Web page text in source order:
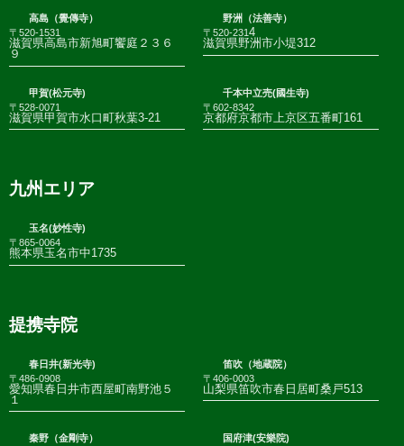
高島（覺傳寺）
〒520-1531
滋賀県高島市新旭町饗庭２３６
９
野洲（法善寺）
〒520-2314
滋賀県野洲市小堤312
甲賀(松元寺)
〒528-0071
滋賀県甲賀市水口町秋葉3-21
千本中立売(國生寺)
〒602-8342
京都府京都市上京区五番町161
九州エリア
玉名(妙性寺)
〒865-0064
熊本県玉名市中1735
提携寺院
春日井(新光寺)
〒486-0908
愛知県春日井市西屋町南野池５
１
笛吹（地蔵院）
〒406-0003
山梨県笛吹市春日居町桑戸513
秦野（金剛寺）
国府津(安樂院)